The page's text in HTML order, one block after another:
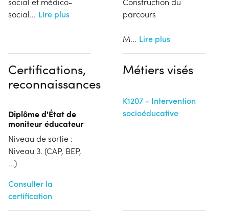
social... Lire plus
parcours
M... Lire plus
Certifications,
reconnaissances
Diplôme d'État de
moniteur éducateur
Niveau de sortie :
Niveau 3. (CAP, BEP,
...)
Consulter la
certification
Métiers visés
K1207 - Intervention
socioéducative